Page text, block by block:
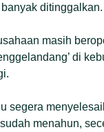
ditinggalkan.
masih
di
segera
menahun,